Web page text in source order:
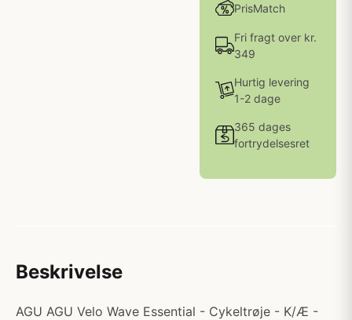
PrisMatch
Fri fragt over kr.
349
Hurtig levering
1-2 dage
365 dages
fortrydelsesret
Beskrivelse
AGU AGU Velo Wave Essential - Cykeltrøje - K/Æ -